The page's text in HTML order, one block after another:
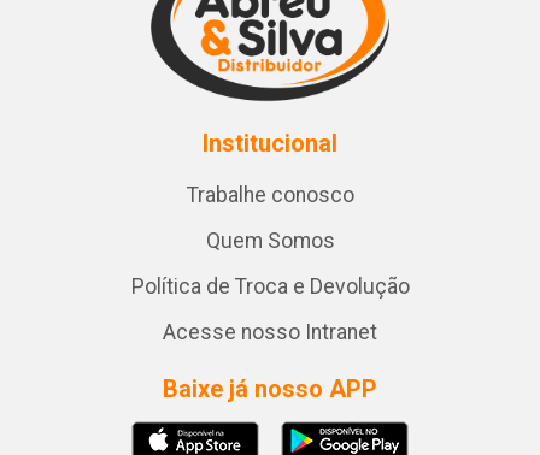
Institucional
Trabalhe conosco
Quem Somos
Política de Troca e Devolução
Acesse nosso Intranet
Baixe já nosso APP